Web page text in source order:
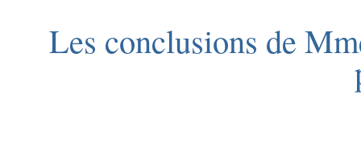
Les conclusions de